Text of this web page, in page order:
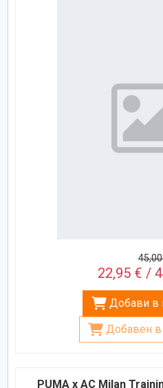
22,95 € /
Добави в
Добавен в
PUMA x AC Milan